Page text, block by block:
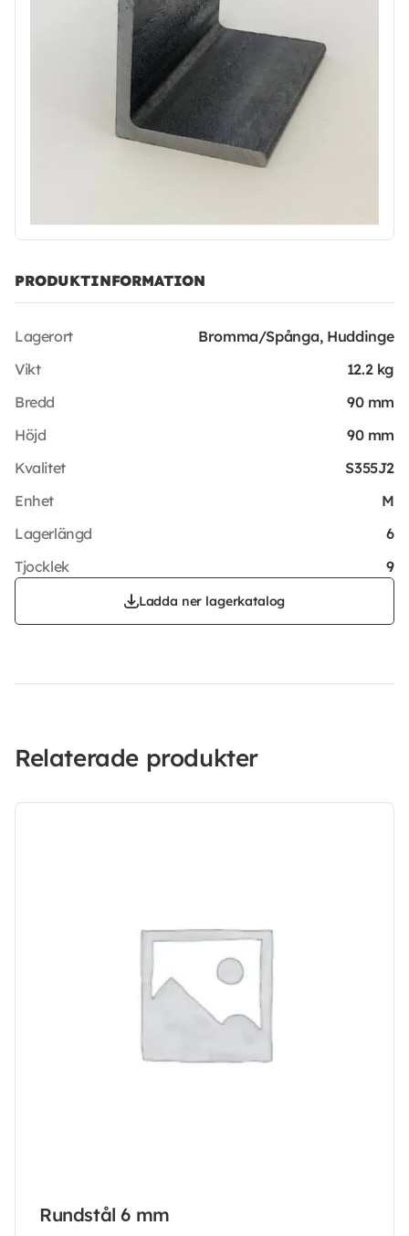
PRODUKTINFORMATION
Lagerort
Bromma/Spånga, Huddinge
Vikt
12.2 kg
Bredd
90 mm
Höjd
90 mm
Kvalitet
S355J2
Enhet
M
Lagerlängd
6
Tjocklek
9
Ladda ner lagerkatalog
Relaterade produkter
Rundstål 6 mm